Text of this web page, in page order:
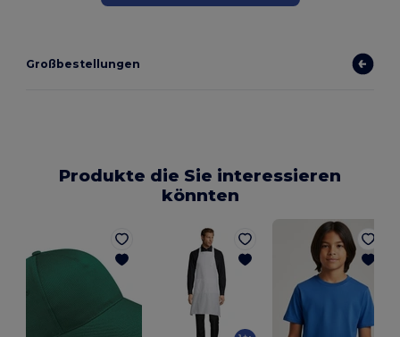
Großbestellungen
Produkte die Sie interessieren
könnten